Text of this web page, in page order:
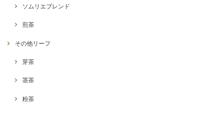
ソムリエブレンド
煎茶
その他リーフ
芽茶
茎茶
粉茶